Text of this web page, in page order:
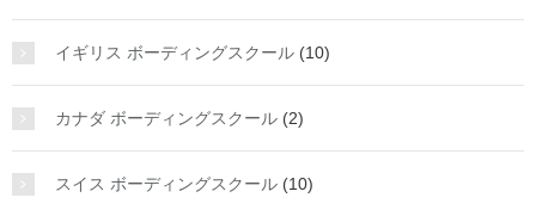
イギリス ボーディングスクール (10)
カナダ ボーディングスクール (2)
スイス ボーディングスクール (10)